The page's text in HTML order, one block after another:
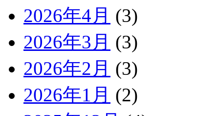
2026年4月 (3)
2026年3月 (3)
2026年2月 (3)
2026年1月 (2)